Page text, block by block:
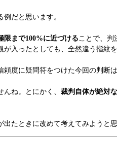
例だと思います。
限まで100%に近づけることで、判
入ったとしても、全然違う指紋
度に疑問符をつけた今回の判断
ね。とにかく、 裁判自体が絶対
たときに改めて考えてみようと思